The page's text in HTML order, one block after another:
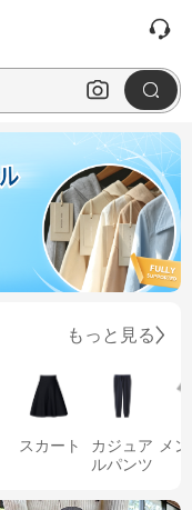
もっと見る
スカート
カジュア
ルパンツ
メ